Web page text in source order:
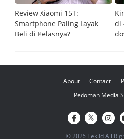
Review Xiaomi 15T:
Smartphone Paling Layak
Beli di Kelasnya?
di
About Contact
Pedoman Media
© 2026 Tek.Id All